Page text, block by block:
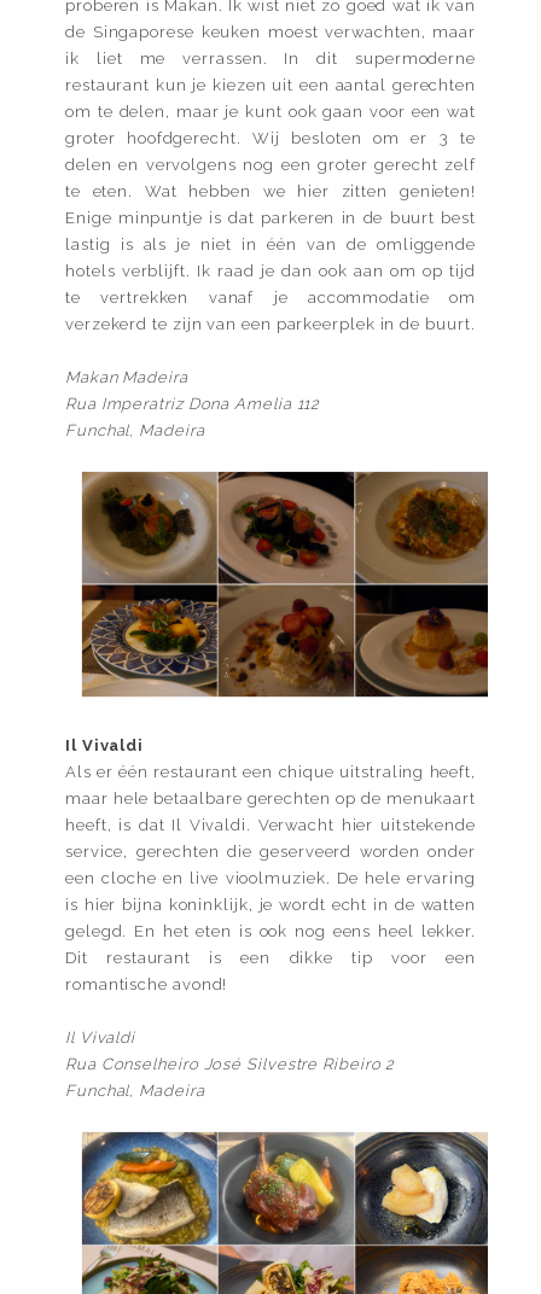
proberen is Makan. Ik wist niet zo goed wat ik van
de Singaporese keuken moest verwachten, maar
ik liet me verrassen. In dit supermoderne
restaurant kun je kiezen uit een aantal gerechten
om te delen, maar je kunt ook gaan voor een wat
groter hoofdgerecht. Wij besloten om er 3 te
delen en vervolgens nog een groter gerecht zelf
te eten. Wat hebben we hier zitten genieten!
Enige minpuntje is dat parkeren in de buurt best
lastig is als je niet in één van de omliggende
hotels verblijft. Ik raad je dan ook aan om op tijd
te vertrekken vanaf je accommodatie om
verzekerd te zijn van een parkeerplek in de buurt.
Makan Madeira
Rua Imperatriz Dona Amelia 112
Funchal, Madeira
Il Vivaldi
Als er één restaurant een chique uitstraling heeft,
maar hele betaalbare gerechten op de menukaart
heeft, is dat Il Vivaldi. Verwacht hier uitstekende
service, gerechten die geserveerd worden onder
een cloche en live vioolmuziek. De hele ervaring
is hier bijna koninklijk, je wordt echt in de watten
gelegd. En het eten is ook nog eens heel lekker.
Dit restaurant is een dikke tip voor een
romantische avond!
Il Vivaldi
Rua Conselheiro José Silvestre Ribeiro 2
Funchal, Madeira